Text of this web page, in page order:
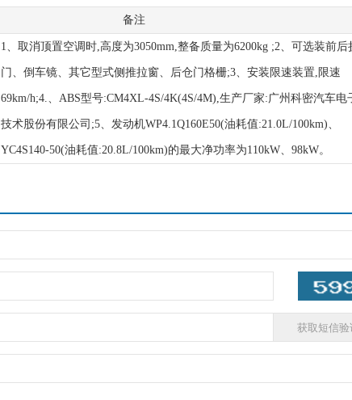
备注
1、取消顶置空调时,高度为3050mm,整备质量为6200kg ;2、可选装前后
门、倒车镜、其它型式侧推拉窗、后仓门格栅;3、安装限速装置,限速
69km/h;4.、ABS型号:CM4XL-4S/4K(4S/4M),生产厂家:广州科密汽车电
技术股份有限公司;5、发动机WP4.1Q160E50(油耗值:21.0L/100km)、
YC4S140-50(油耗值:20.8L/100km)的最大净功率为110kW、98kW。